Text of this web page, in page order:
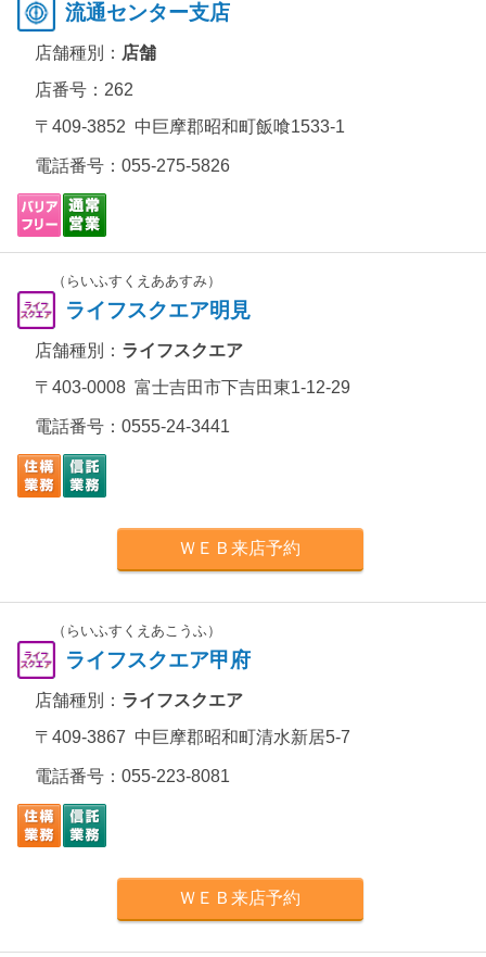
流通センター支店
店舗種別： 店舗
店番号：262
〒409-3852 中巨摩郡昭和町飯喰1533-1
電話番号： 055-275-5826
（らいふすくえああすみ）
ライフスクエア明見
店舗種別： ライフスクエア
〒403-0008 富士吉田市下吉田東1-12-29
電話番号： 0555-24-3441
ＷＥＢ来店予約
（らいふすくえあこうふ）
ライフスクエア甲府
店舗種別： ライフスクエア
〒409-3867 中巨摩郡昭和町清水新居5-7
電話番号： 055-223-8081
ＷＥＢ来店予約